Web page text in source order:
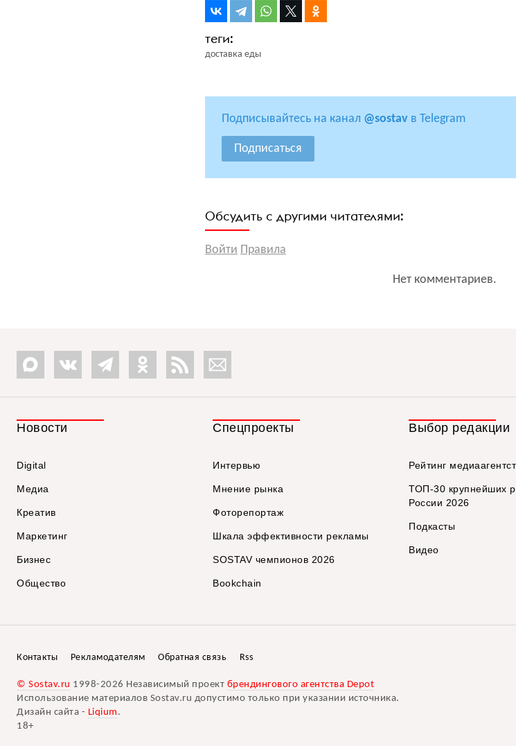
доставка еды
Подписывайтесь на канал @sostav в Telegram
Подписаться
Обсудить с другими читателями:
Войти Правила
Нет комментариев.
Новости
Digital
Медиа
Креатив
Маркетинг
Бизнес
Общество
Спецпроекты
Интервью
Мнение рынка
Фоторепортаж
Шкала эффективности рекламы
SOSTAV чемпионов 2026
Bookchain
Выбор редакции
Рейтинг
ТОП-30 крупнейших
России 2026
Подкасты
Видео
Контакты Рекламодателям Обратная связь Rss
© Sostav.ru 1998-2026 Независимый проект брендингового агентства Depot
Использование материалов Sostav.ru допустимо только при указании источника.
Дизайн сайта - Liqium .
18+